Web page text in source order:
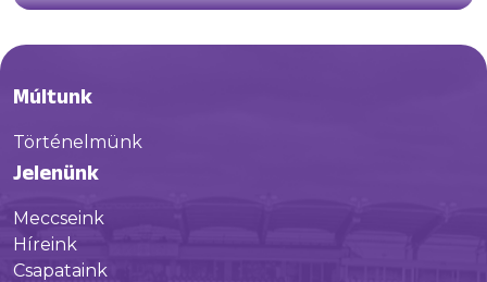
Múltunk
Történelmünk
Jelenünk
Meccseink
Híreink
Csapataink